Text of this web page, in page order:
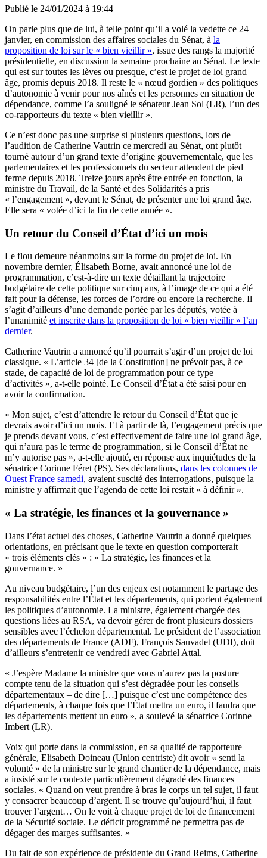
Publié le 24/01/2024 à 19:44
On parle plus que de lui, à telle point qu’il a volé la vedette ce 24
janvier, en commission des affaires sociales du Sénat, à la
proposition de loi sur le « bien vieillir », issue des rangs la majorité
présidentielle, en discussion la semaine prochaine au Sénat. Le texte
qui est sur toutes les lèves ou presque, c’est le projet de loi grand
âge, promis depuis 2018. Il reste le « nœud gordien » des politiques
d’autonomie à venir pour nos aînés et les personnes en situation de
dépendance, comme l’a souligné le sénateur Jean Sol (LR), l’un des
co-rapporteurs du texte « bien vieillir ».
Ce n’est donc pas une surprise si plusieurs questions, lors de
l’audition de Catherine Vautrin ce mercredi au Sénat, ont plutôt
tourné autour d’un grand texte d’origine gouvernementale, que les
parlementaires et les professionnels du secteur attendent de pied
ferme depuis 2018. Treize jours après être entrée en fonction, la
ministre du Travail, de la Santé et des Solidarités a pris
« l’engagement », devant le Sénat, de présenter une loi grand âge.
Elle sera « votée d’ici la fin de cette année ».
Un retour du Conseil d’État d’ici un mois
Le flou demeure néanmoins sur la forme du projet de loi. En
novembre dernier, Élisabeth Borne, avait annoncé une loi de
programmation, c’est-à-dire un texte détaillant la trajectoire
budgétaire de cette politique sur cinq ans, à l’image de ce qui a été
fait pour la défense, les forces de l’ordre ou encore la recherche. Il
s’agit d’ailleurs d’une demande portée par les députés, votée à
l’unanimité et inscrite dans la proposition de loi « bien vieillir » l’an
dernier.
Catherine Vautrin a annoncé qu’il pourrait s’agir d’un projet de loi
classique. « L’article 34 [de la Constitution] ne prévoit pas, à ce
stade, de capacité de loi de programmation pour ce type
d’activités », a-t-elle pointé. Le Conseil d’État a été saisi pour en
avoir la confirmation.
« Mon sujet, c’est d’attendre le retour du Conseil d’État que je
devrais avoir d’ici un mois. Et à partir de là, l’engagement précis que
je prends devant vous, c’est effectivement de faire une loi grand âge,
qui n’aura pas le terme de programmation, si le Conseil d’État ne
m’y autorise pas », a-t-elle ajouté, en réponse aux inquiétudes de la
sénatrice Corinne Féret (PS). Ses déclarations, dans les colonnes de
Ouest France samedi, avaient suscité des interrogations, puisque la
ministre y affirmait que l’agenda de cette loi restait « à définir ».
« La stratégie, les finances et la gouvernance »
Dans l’état actuel des choses, Catherine Vautrin a donné quelques
orientations, en précisant que le texte en question comporterait
« trois éléments clés » : « La stratégie, les finances et la
gouvernance. »
Au niveau budgétaire, l’un des enjeux est notamment le partage des
responsabilités entre l’État et les départements, qui portent également
les politiques d’autonomie. La ministre, également chargée des
questions liées au RSA, va devoir gérer de front plusieurs dossiers
sensibles avec l’échelon départemental. Le président de l’association
des départements de France (ADF), François Sauvadet (UDI), doit
d’ailleurs s’entretenir ce vendredi avec Gabriel Attal.
« J’espère Madame la ministre que vous n’aurez pas la posture –
compte tenu de la situation qui s’est dégradée pour les conseils
départementaux – de dire […] puisque c’est une compétence des
départements, à chaque fois que l’État mettra un euro, il faudra que
les départements mettent un euro », a soulevé la sénatrice Corinne
Imbert (LR).
Voix qui porte dans la commission, en sa qualité de rapporteure
générale, Elisabeth Doineau (Union centriste) dit avoir « senti la
volonté » de la ministre sur le grand chantier de la dépendance, mais
a insisté sur le contexte particulièrement dégradé des finances
sociales. « Quand on veut prendre à bras le corps un tel sujet, il faut
y consacrer beaucoup d’argent. Il se trouve qu’aujourd’hui, il faut
trouver l’argent… On le voit à chaque projet de loi de financement
de la Sécurité sociale. Le déficit programmé ne permettra pas de
dégager des marges suffisantes. »
Du fait de son expérience de présidente du Grand Reims, Catherine